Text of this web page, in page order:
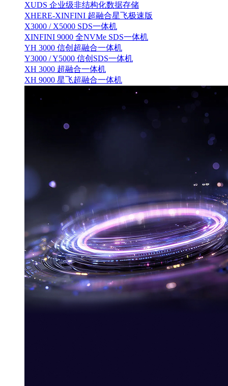
XUDS 企业级非结构化数据存储
XHERE-XINFINI 超融合星飞极速版
X3000 / X5000 SDS一体机
XINFINI 9000 全NVMe SDS一体机
YH 3000 信创超融合一体机
Y3000 / Y5000 信创SDS一体机
XH 3000 超融合一体机
XH 9000 星飞超融合一体机